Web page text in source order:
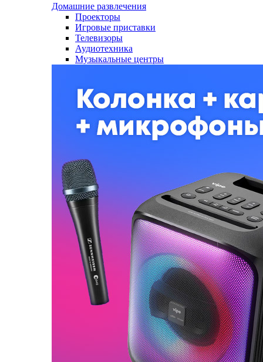
Домашние развлечения
Проекторы
Игровые приставки
Телевизоры
Аудиотехника
Музыкальные центры